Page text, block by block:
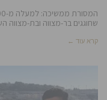
שחוגגים בר-מצווה ובת-מצווה
קרא עוד ←